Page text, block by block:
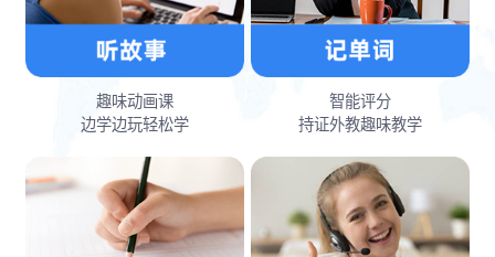
趣味动画课
边学边玩轻松学
智能评分
持证外教趣味教学